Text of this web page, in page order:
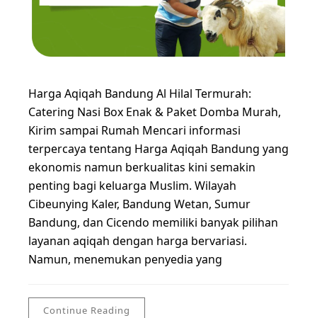
Harga Aqiqah Bandung Al Hilal Termurah:
Catering Nasi Box Enak & Paket Domba Murah,
Kirim sampai Rumah Mencari informasi
terpercaya tentang Harga Aqiqah Bandung yang
ekonomis namun berkualitas kini semakin
penting bagi keluarga Muslim. Wilayah
Cibeunying Kaler, Bandung Wetan, Sumur
Bandung, dan Cicendo memiliki banyak pilihan
layanan aqiqah dengan harga bervariasi.
Namun, menemukan penyedia yang
Continue Reading